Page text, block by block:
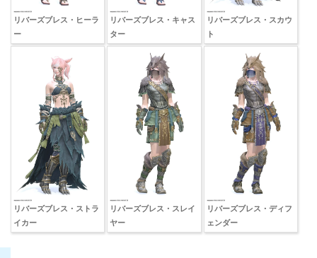
リバーズブレス・ヒーラ
ー
リバーズブレス・キャス
ター
リバーズブレス・スカウ
ト
リバーズブレス・ストラ
イカー
リバーズブレス・スレイ
ヤー
リバーズブレス・ディフ
ェンダー